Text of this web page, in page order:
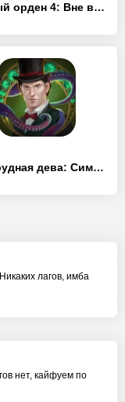
Тайный орден 4: Вне времени (Full)
Изумрудная дева: Симфония снов (Full)
лагов, имба
нет, кайфуем по